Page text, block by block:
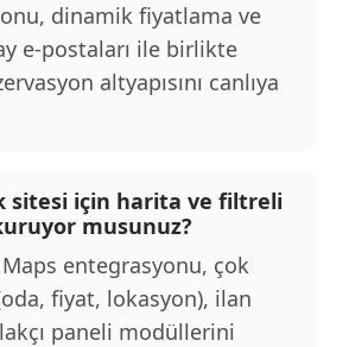
dinamik fiyatlama ve
e-postaları ile birlikte
altyapısını canlıya
sitesi için harita ve filtreli
musunuz?
entegrasyonu, çok
fiyat, lokasyon), ilan
paneli modüllerini